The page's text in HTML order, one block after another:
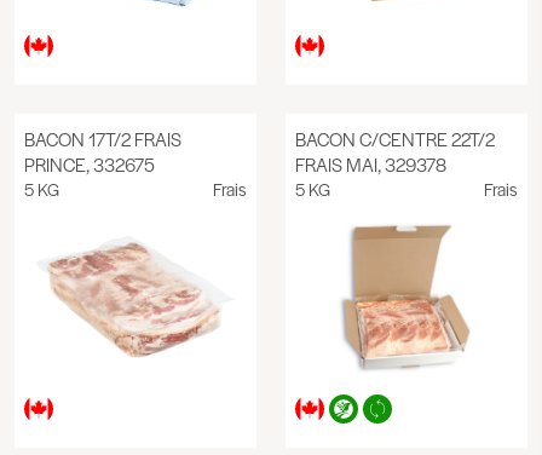
BACON 17T/2 FRAIS
PRINCE, 332675
5 KG Frais
BACON C/CENTRE 22T/2
FRAIS MAI, 329378
5 KG Frais